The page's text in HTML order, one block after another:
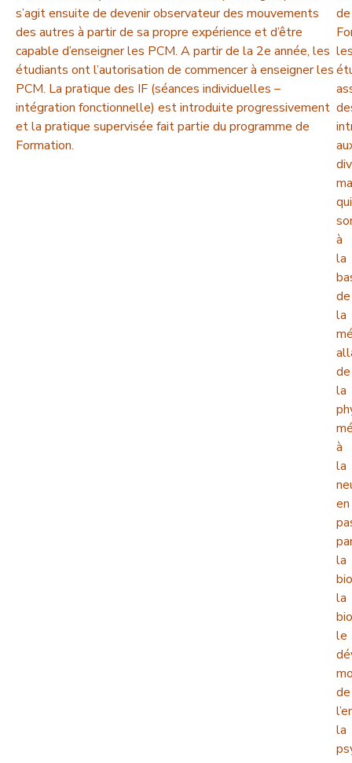
s’agit ensuite de devenir observateur des mouvements
des autres à partir de sa propre expérience et d’être
capable d’enseigner les PCM. A partir de la 2e année, les
étudiants ont l’autorisation de commencer à enseigner les
PCM. La pratique des IF (séances individuelles –
intégration fonctionnelle) est introduite progressivement
et la pratique supervisée fait partie du programme de
Formation.
de
qui
à
la
de
la
de
la
à
la
en
la
la
le
de
la